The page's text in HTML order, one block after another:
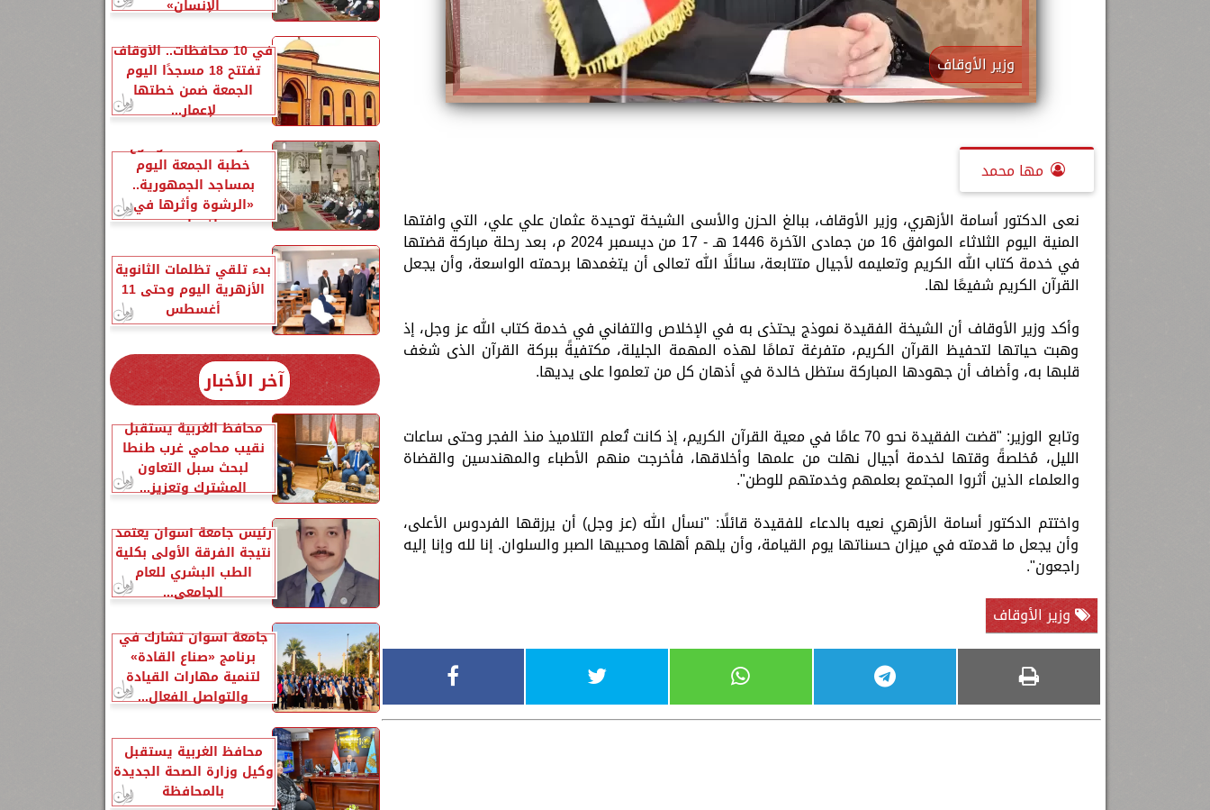
وزير الأوقاف
مها محمد
نعى الدكتور أسامة الأزهري، وزير الأوقاف، ببالغ الحزن والأسى الشيخة توحيدة عثمان علي علي، التي وافتها
المنية اليوم الثلاثاء الموافق 16 من جمادى الآخرة 1446 هـ - 17 من ديسمبر 2024 م، بعد رحلة مباركة قضتها
في خدمة كتاب الله الكريم وتعليمه لأجيال متتابعة، سائلًا الله تعالى أن يتغمدها برحمته الواسعة، وأن يجعل
القرآن الكريم شفيعًا لها.
وأكد وزير الأوقاف أن الشيخة الفقيدة نموذج يحتذى به في الإخلاص والتفاني في خدمة كتاب الله عز وجل، إذ
وهبت حياتها لتحفيظ القرآن الكريم، متفرغة تمامًا لهذه المهمة الجليلة، مكتفيةً ببركة القرآن الذى شغف
قلبها به، وأضاف أن جهودها المباركة ستظل خالدة في أذهان كل من تعلموا على يديها.
وتابع الوزير: "قضت الفقيدة نحو 70 عامًا في معية القرآن الكريم، إذ كانت تُعلم التلاميذ منذ الفجر وحتى ساعات
الليل، مُخلصةً وقتها لخدمة أجيال نهلت من علمها وأخلاقها، فأخرجت منهم الأطباء والمهندسين والقضاة
والعلماء الذين أثروا المجتمع بعلمهم وخدمتهم للوطن".
واختتم الدكتور أسامة الأزهري نعيه بالدعاء للفقيدة قائلًا: "نسأل الله (عز وجل) أن يرزقها الفردوس الأعلى،
وأن يجعل ما قدمته في ميزان حسناتها يوم القيامة، وأن يلهم أهلها ومحبيها الصبر والسلوان. إنا لله وإنا إليه
راجعون".
وزير الأوقاف
الإنسانِ»
في 10 محافظات.. الأوقاف
تفتتح 18 مسجدًا اليوم
الجمعة ضمن خطتها
لإعمار...
الأوقاف تحدد موضوع
خطبة الجمعة اليوم
بمساجد الجمهورية..
«الرشوة وأثرها في
إفساد...
بدء تلقي تظلمات الثانوية
الأزهرية اليوم وحتى 11
أغسطس
آخر الأخبار
محافظ الغربية يستقبل
نقيب محامي غرب طنطا
لبحث سبل التعاون
المشترك وتعزيز...
رئيس جامعة أسوان يعتمد
نتيجة الفرقة الأولى بكلية
الطب البشري للعام
الجامعي...
جامعة أسوان تشارك في
برنامج «صناع القادة»
لتنمية مهارات القيادة
والتواصل الفعال...
محافظ الغربية يستقبل
وكيل وزارة الصحة الجديدة
بالمحافظة